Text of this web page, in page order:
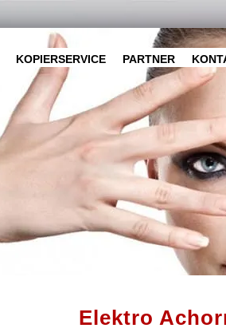
KOPIERSERVICE PARTNER
Elektro